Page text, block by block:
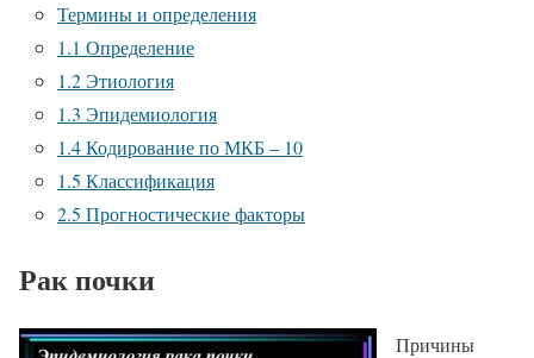
Термины и определения
1.1 Определение
1.2 Этиология
1.3 Эпидемиология
1.4 Кодирование по МКБ – 10
1.5 Классификация
2.5 Прогностические факторы
Рак почки
Причины